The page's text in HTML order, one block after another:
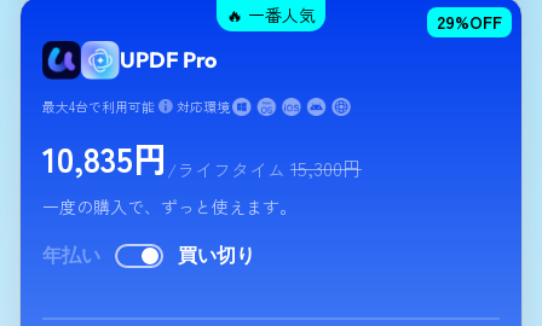
🔥 一番人気
UPDF Pro
29%OFF
最大4台で利用可能 対応環境
10,835円/ライフタイム 15,300円
一度の購入で、ずっと使えます。
年払い
買い切り